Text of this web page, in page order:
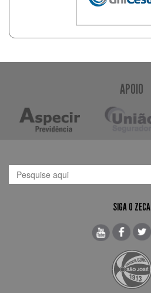
APOIO
SIGA O ZECA